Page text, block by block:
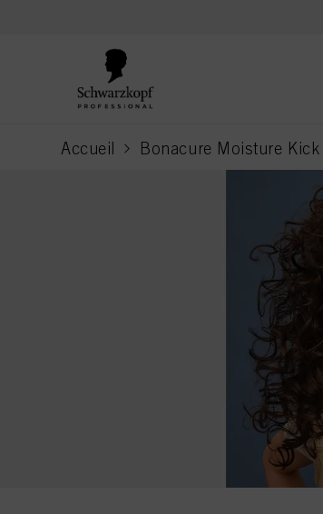
Accueil Bonacure Moisture Kick
current page